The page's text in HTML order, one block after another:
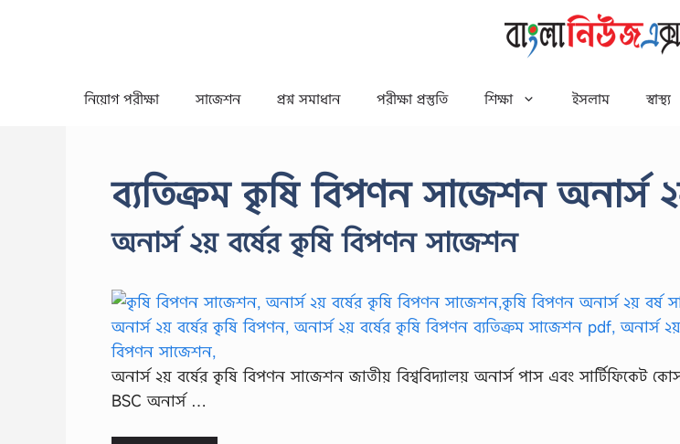
নিয়োগ পরীক্ষা সাজেশন প্রশ্ন সমাধান পরীক্ষা প্রস্তুতি শিক্ষা ইসলাম স্বাস্থ্য
ব্যতিক্রম কৃষি বিপণন সাজেশন অনার্স
অনার্স ২য় বর্ষের কৃষি বিপণন সাজেশন
অনার্স ২য় বর্ষের কৃষি বিপণন সাজেশন জাতীয় বিশ্ববিদ্যালয় অনার্স পাস এবং সার্টিফিকেট
BSC অনার্স …